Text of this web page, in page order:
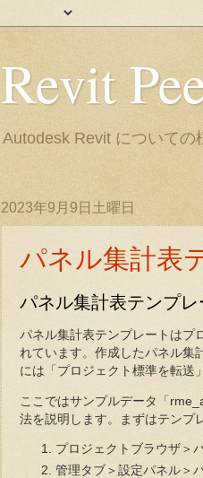
Revit
Autodesk Revit についての
2023年9月9日土曜日
パネル集計表
パネル集計表テンプ
パネル集計表テンプレートはプ
れています。作成したパネル集
には「プロジェクト標準を転送
ここではサンプルデータ「
法を説明します。まずはテンプ
プロジェクトブラウザ＞
管理タブ＞設定パネル＞